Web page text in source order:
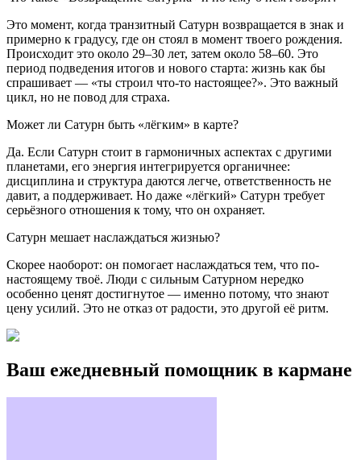
Это момент, когда транзитный Сатурн возвращается в знак и
примерно к градусу, где он стоял в момент твоего рождения.
Происходит это около 29–30 лет, затем около 58–60. Это
период подведения итогов и нового старта: жизнь как бы
спрашивает — «ты строил что-то настоящее?». Это важный
цикл, но не повод для страха.
Может ли Сатурн быть «лёгким» в карте?
Да. Если Сатурн стоит в гармоничных аспектах с другими
планетами, его энергия интегрируется органичнее:
дисциплина и структура даются легче, ответственность не
давит, а поддерживает. Но даже «лёгкий» Сатурн требует
серьёзного отношения к тому, что он охраняет.
Сатурн мешает наслаждаться жизнью?
Скорее наоборот: он помогает наслаждаться тем, что по-
настоящему твоё. Люди с сильным Сатурном нередко
особенно ценят достигнутое — именно потому, что знают
цену усилий. Это не отказ от радости, это другой её ритм.
Ваш ежедневный помощник в кармане